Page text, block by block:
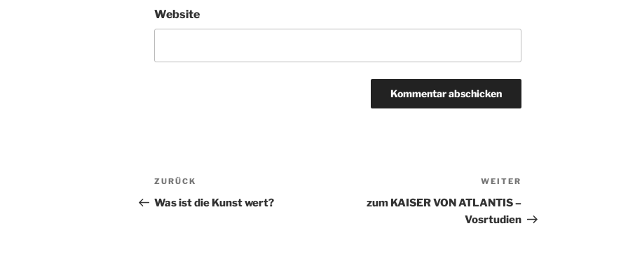
Website
Beitragsnavigation
Vorheriger
Beitrag
ZURÜCK
Was ist die Kunst wert?
WEITER
zum KAISER VON ATLANTIS –
Vosrtudien